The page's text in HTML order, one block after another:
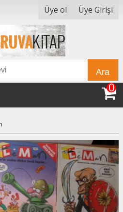
Üye ol Üye Girişi
Ara
0